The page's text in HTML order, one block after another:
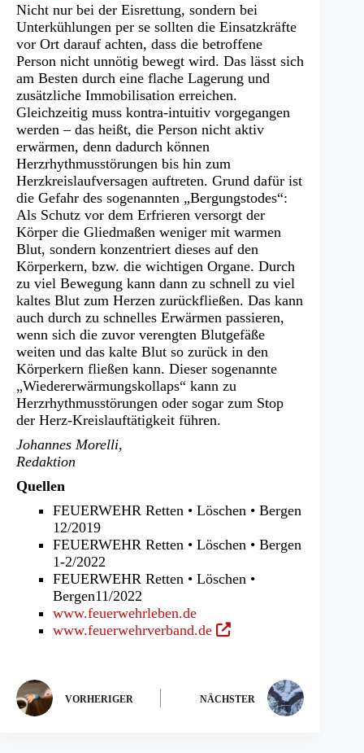
Nicht nur bei der Eisrettung, sondern bei
Unterkühlungen per se sollten die Einsatzkräfte
vor Ort darauf achten, dass die betroffene
Person nicht unnötig bewegt wird. Das lässt sich
am Besten durch eine flache Lagerung und
zusätzliche Immobilisation erreichen.
Gleichzeitig muss kontra-intuitiv vorgegangen
werden – das heißt, die Person nicht aktiv
erwärmen, denn dadurch können
Herzrhythmusstörungen bis hin zum
Herzkreislaufversagen auftreten. Grund dafür ist
die Gefahr des sogenannten „Bergungstodes“:
Als Schutz vor dem Erfrieren versorgt der
Körper die Gliedmaßen weniger mit warmen
Blut, sondern konzentriert dieses auf den
Körperkern, bzw. die wichtigen Organe. Durch
zu viel Bewegung kann dann zu schnell zu viel
kaltes Blut zum Herzen zurückfließen. Das kann
auch durch zu schnelles Erwärmen passieren,
wenn sich die zuvor verengten Blutgefäße
weiten und das kalte Blut so zurück in den
Körperkern fließen kann. Dieser sogenannte
„Wiedererwärmungskollaps“ kann zu
Herzrhythmusstörungen oder sogar zum Stop
der Herz-Kreislauftätigkeit führen.
Johannes Morelli,
Redaktion
Quellen
FEUERWEHR Retten • Löschen • Bergen
12/2019
FEUERWEHR Retten • Löschen • Bergen
1-2/2022
FEUERWEHR Retten • Löschen •
Bergen11/2022
www.feuerwehrleben.de
www.feuerwehrverband.de(Öffnet
Tab)
VORHERIGER NÄCHSTER